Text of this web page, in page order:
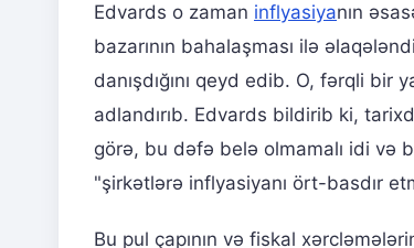
Edvards o zaman inflyasiyanın
bazarının bahalaşması ilə
danışdığını qeyd edib. O, fərqli
adlandırıb. Edvards bildirib ki,
görə, bu dəfə belə olmamalı idi və
"şirkətlərə inflyasiyanı ört-basdır
Bu pul çapının və fiskal